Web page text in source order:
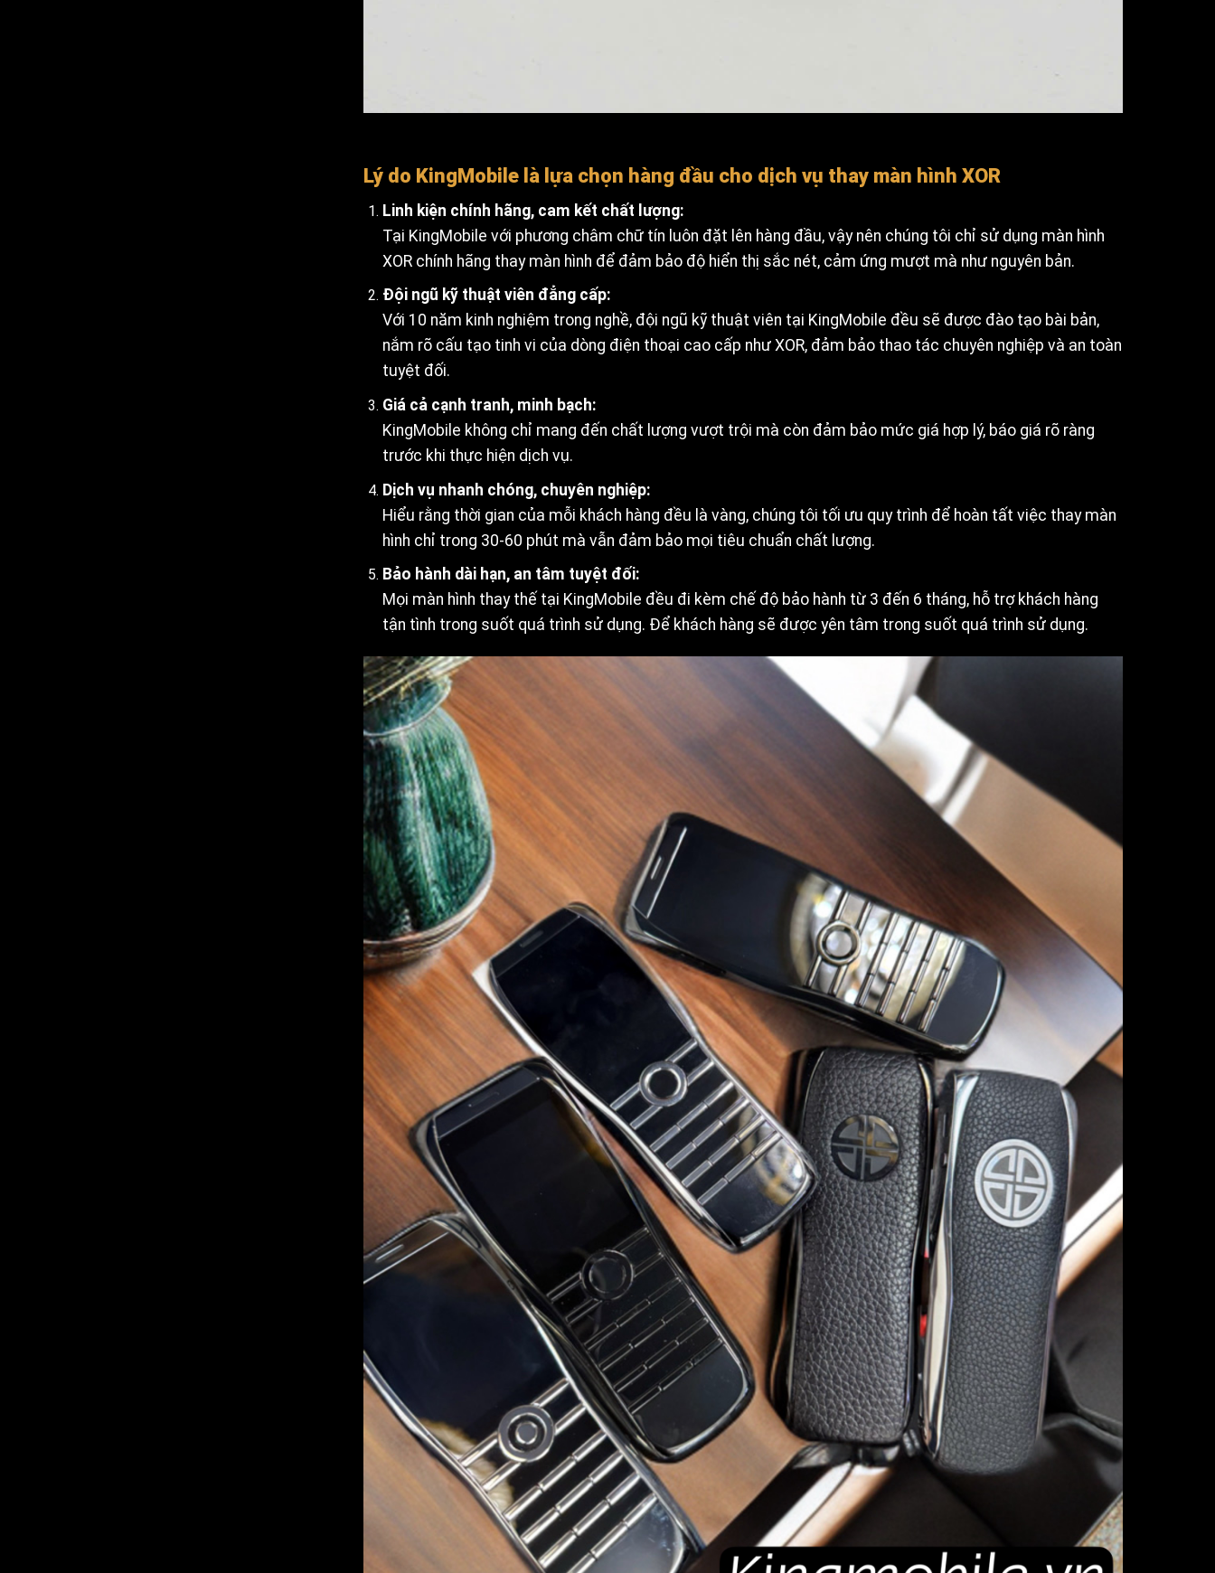
Lý do KingMobile là lựa chọn hàng đầu cho dịch vụ thay màn hình XOR
Linh kiện chính hãng, cam kết chất lượng:
Tại KingMobile với phương châm chữ tín luôn đặt lên hàng đầu, vậy nên chúng tôi chỉ sử dụng màn hình
XOR chính hãng thay màn hình để đảm bảo độ hiển thị sắc nét, cảm ứng mượt mà như nguyên bản.
Đội ngũ kỹ thuật viên đẳng cấp:
Với 10 năm kinh nghiệm trong nghề, đội ngũ kỹ thuật viên tại KingMobile đều sẽ được đào tạo bài bản,
nắm rõ cấu tạo tinh vi của dòng điện thoại cao cấp như XOR, đảm bảo thao tác chuyên nghiệp và an toàn
tuyệt đối.
Giá cả cạnh tranh, minh bạch:
KingMobile không chỉ mang đến chất lượng vượt trội mà còn đảm bảo mức giá hợp lý, báo giá rõ ràng
trước khi thực hiện dịch vụ.
Dịch vụ nhanh chóng, chuyên nghiệp:
Hiểu rằng thời gian của mỗi khách hàng đều là vàng, chúng tôi tối ưu quy trình để hoàn tất việc thay màn
hình chỉ trong 30-60 phút mà vẫn đảm bảo mọi tiêu chuẩn chất lượng.
Bảo hành dài hạn, an tâm tuyệt đối:
Mọi màn hình thay thế tại KingMobile đều đi kèm chế độ bảo hành từ 3 đến 6 tháng, hỗ trợ khách hàng
tận tình trong suốt quá trình sử dụng. Để khách hàng sẽ được yên tâm trong suốt quá trình sử dụng.